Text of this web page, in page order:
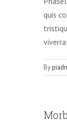
quis
By